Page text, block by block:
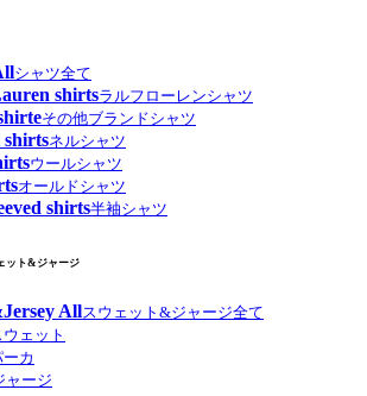
シャツ全て
shirtsラルフローレンシャツ
その他ブランドシャツ
shirtsネルシャツ
ウールシャツ
オールドシャツ
shirts半袖シャツ
ット&ジャージ
Allスウェット&ジャージ全て
ウェット
ーカ
ャージ